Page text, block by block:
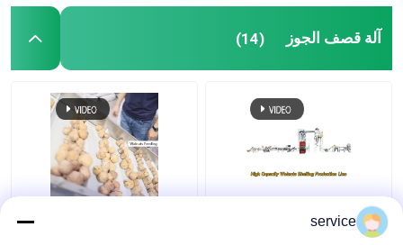
آلة قصف الجوز (14)
آلة قصف الجوز
الأوتوماتيكية مع فصل
service